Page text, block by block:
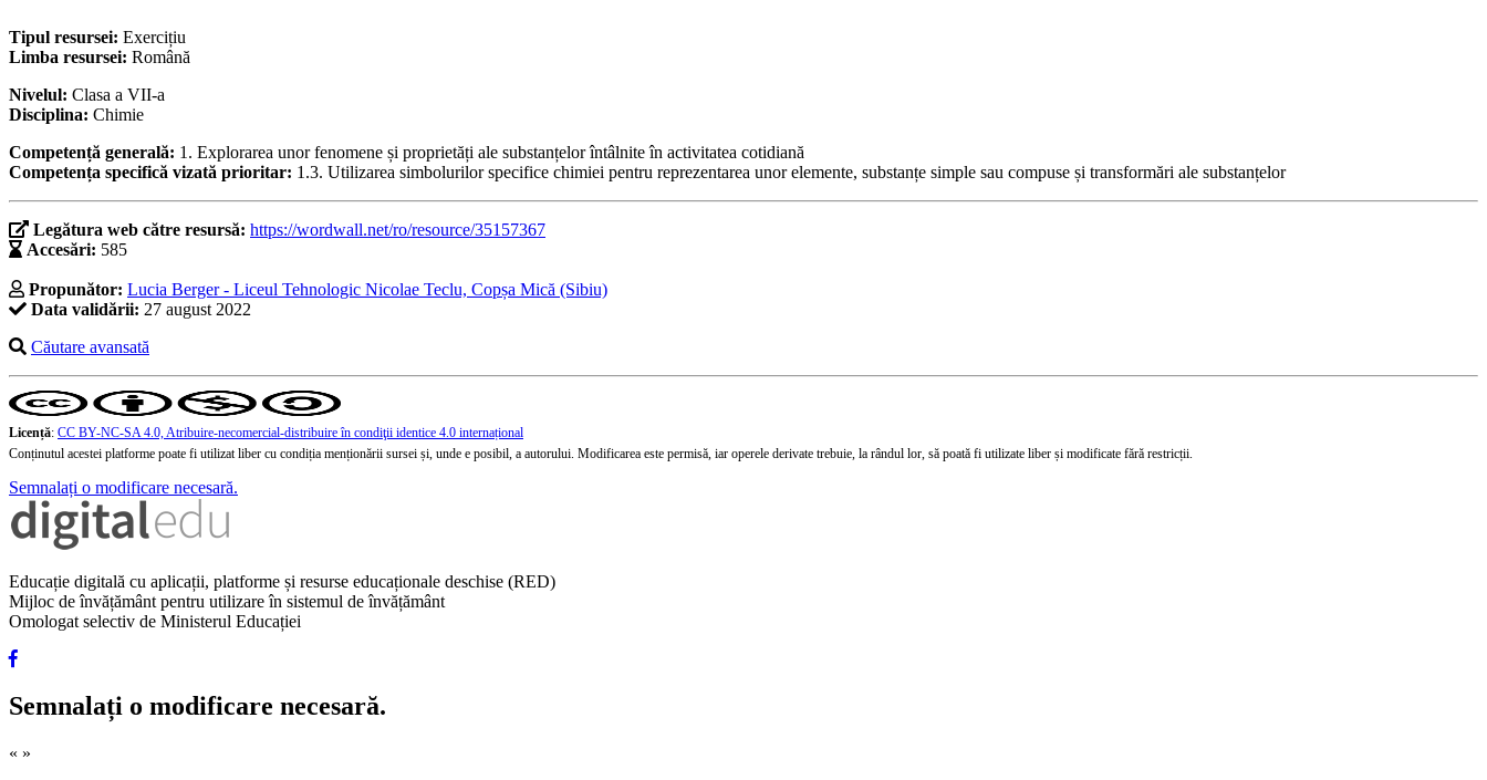
Tipul resursei: Exercițiu
Limba resursei: Română
Nivelul: Clasa a VII-a
Disciplina: Chimie
Competență generală: 1. Explorarea unor fenomene și proprietăți ale substanțelor întâlnite în activitatea cotidiană
Competența specifică vizată prioritar: 1.3. Utilizarea simbolurilor specifice chimiei pentru reprezentarea unor elemente, substanțe simple sau compuse și transformări ale substanțelor
Legătura web către resursă: https://wordwall.net/ro/resource/35157367
Accesări: 585
Propunător: Lucia Berger - Liceul Tehnologic Nicolae Teclu, Copșa Mică (Sibiu)
Data validării: 27 august 2022
Căutare avansată
Licență: CC BY-NC-SA 4.0, Atribuire-necomercial-distribuire în condiţii identice 4.0 internațional
Conținutul acestei platforme poate fi utilizat liber cu condiția menționării sursei și, unde e posibil, a autorului. Modificarea este permisă, iar operele derivate trebuie, la rândul lor, să poată fi utilizate liber și modificate fără restricții.
Semnalați o modificare necesară.
Educație digitală cu aplicații, platforme și resurse educaționale deschise (RED)
Mijloc de învățământ pentru utilizare în sistemul de învățământ
Omologat selectiv de Ministerul Educației
Semnalați o modificare necesară.
« »